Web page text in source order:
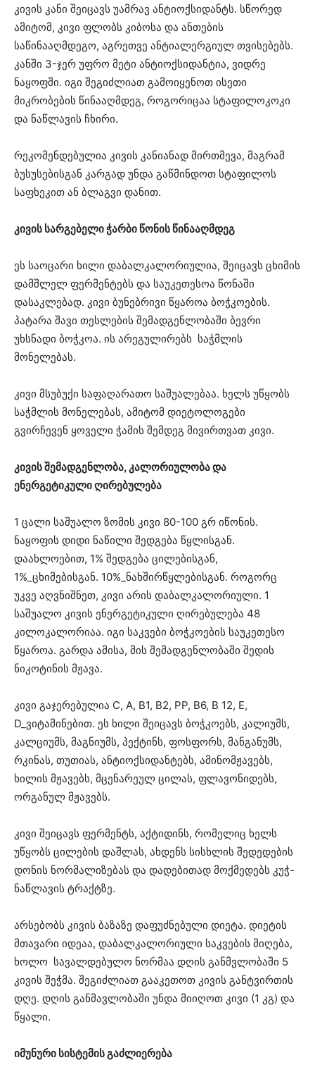
კივის კანი შეიცავს უამრავ ანტიოქსიდანტს. სწორედ
ამიტომ, კივი ფლობს კიბოსა და ანთების
საწინააღმდეგო, აგრეთვე ანტიალერგიულ თვისებებს.
კანში 3-ჯერ უფრო მეტი ანტიოქსიდანტია, ვიდრე
ნაყოფში. იგი შეგიძლიათ გამოიყენოთ ისეთი
მიკრობების წინააღმდეგ, როგორიცაა სტაფილოკოკი
და ნაწლავის ჩხირი.
რეკომენდებულია კივის კანიანად მირთმევა, მაგრამ
ბუსუსებისგან კარგად უნდა გაწმინდოთ სტაფილოს
საფხეკით ან ბლაგვი დანით.
კივის სარგებელი ჭარბი წონის წინააღმდეგ
ეს საოცარი ხილი დაბალკალორიულია, შეიცავს ცხიმის
დამშლელ ფერმენტებს და საუკეთესოა წონაში
დასაკლებად. კივი ბუნებრივი წყაროა ბოჭკოების.
პატარა შავი თესლების შემადგენლობაში ბევრი
უხსნადი ბოჭკოა. ის არეგულირებს საჭმლის
მონელებას.
კივი მსუბუქი საფაღარათო საშუალებაა. ხელს უწყობს
საჭმლის მონელებას, ამიტომ დიეტოლოგები
გვირჩევენ ყოველი ჭამის შემდეგ მივირთვათ კივი.
კივის შემადგენლობა, კალორიულობა და
ენერგეტიკული ღირებულება
1 ცალი საშუალო ზომის კივი 80-100 გრ იწონის.
ნაყოფის დიდი ნაწილი შედგება წყლისგან.
დაახლოებით, 1% შედგება ცილებისგან,
1%_ცხიმებისგან. 10%_ნახშირწყლებისგან. როგორც
უკვე აღვნიშნეთ, კივი არის დაბალკალორიული. 1
საშუალო კივის ენერგეტიკული ღირებულება 48
კილოკალორიაა. იგი საკვები ბოჭკოების საუკეთესო
წყაროა. გარდა ამისა, მის შემადგენლობაში შედის
ნიკოტინის მჟავა.
კივი გაჯერებულია С, А, В1, В2, РР, В6, В 12, Е,
D_ვიტამინებით. ეს ხილი შეიცავს ბოჭკოებს, კალიუმს,
კალციუმს, მაგნიუმს, პექტინს, ფოსფორს, მანგანუმს,
რკინას, თუთიას, ანტიოქსიდანტებს, ამინომჟავებს,
ხილის მჟავებს, მცენარეულ ცილას, ფლავონიდებს,
ორგანულ მჟავებს.
კივი შეიცავს ფერმენტს, აქტიდინს, რომელიც ხელს
უწყობს ცილების დაშლას, ახდენს სისხლის შედედების
დონის ნორმალიზებას და დადებითად მოქმედებს კუჭ-
ნაწლავის ტრაქტზე.
არსებობს კივის ბაზაზე დაფუძნებული დიეტა. დიეტის
მთავარი იდეაა, დაბალკალორიული საკვების მიღება,
ხოლო სავალდებულო ნორმაა დღის განმვლობაში 5
კივის შეჭმა. შეგიძლიათ გააკეთოთ კივის განტვირთის
დღე. დღის განმავლობაში უნდა მიიღოთ კივი (1 კგ) და
წყალი.
იმუნური სისტემის გაძლიერება